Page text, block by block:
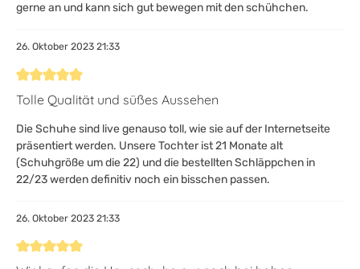
gerne an und kann sich gut bewegen mit den schühchen.
26. Oktober 2023 21:33
Bewertung mit 5 von 5 Sternen
Tolle Qualität und süßes Aussehen
Die Schuhe sind live genauso toll, wie sie auf der Internetseite
präsentiert werden. Unsere Tochter ist 21 Monate alt
(Schuhgröße um die 22) und die bestellten Schläppchen in
22/23 werden definitiv noch ein bisschen passen.
26. Oktober 2023 21:33
Bewertung mit 5 von 5 Sternen